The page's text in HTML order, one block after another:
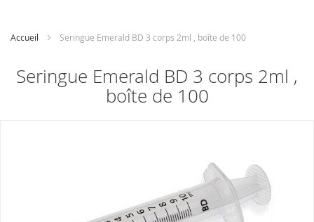
Accueil Seringue Emerald BD 3 corps 2ml , boîte de 100
Seringue Emerald BD 3 corps 2ml ,
boîte de 100